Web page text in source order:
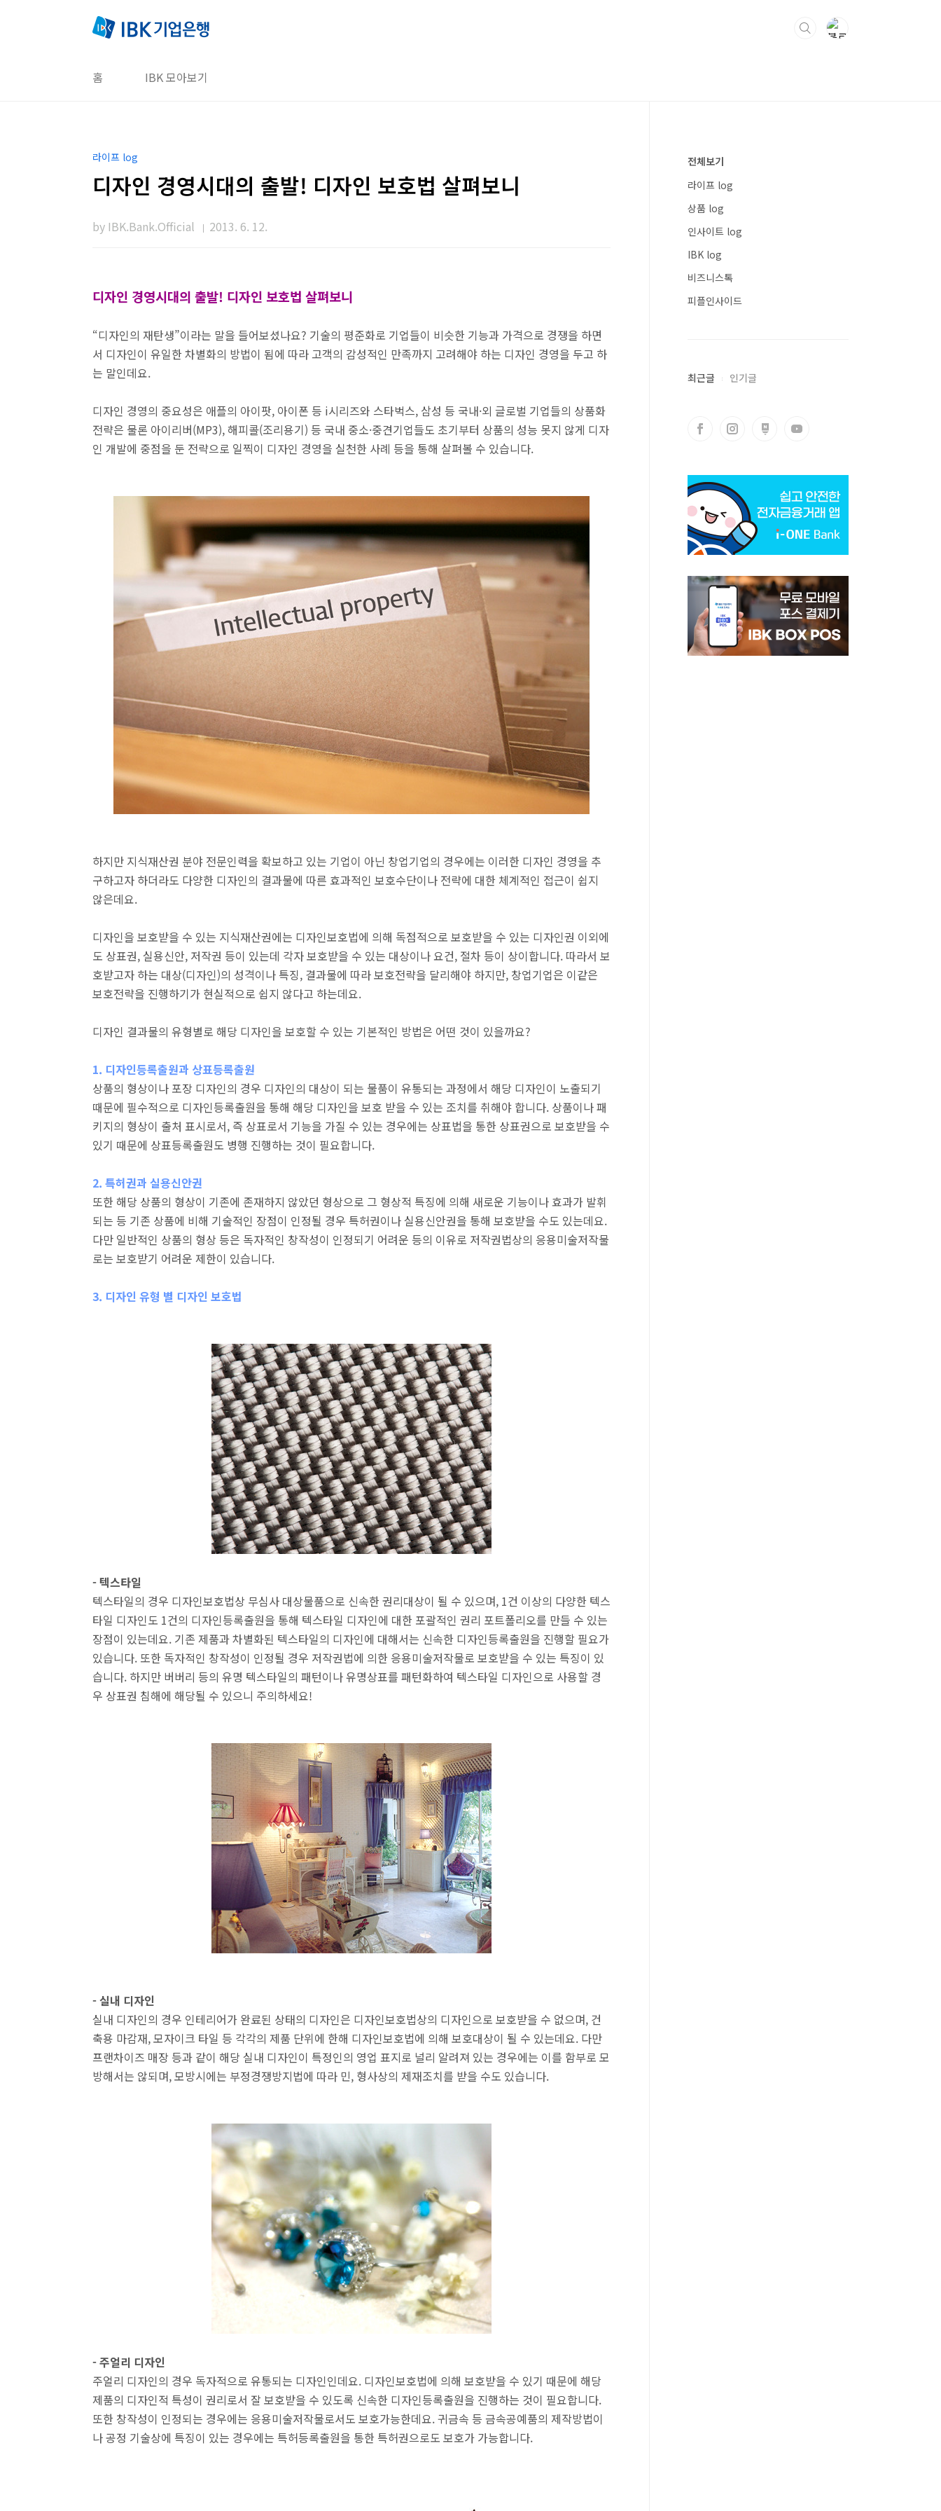
홈 IBK 모아보기
라이프 log
디자인 경영시대의 출발! 디자인 보호법 살펴보니
by IBK.Bank.Official 2013. 6. 12.
디자인 경영시대의 출발! 디자인 보호법 살펴보니
“디자인의 재탄생”이라는 말을 들어보셨나요? 기술의 평준화로 기업들이 비슷한 기능과 가격으로 경쟁을 하면
서 디자인이 유일한 차별화의 방법이 됨에 따라 고객의 감성적인 만족까지 고려해야 하는 디자인 경영을 두고 하
는 말인데요.
디자인 경영의 중요성은 애플의 아이팟, 아이폰 등 i시리즈와 스타벅스, 삼성 등 국내·외 글로벌 기업들의 상품화
전략은 물론 아이리버(MP3), 해피콜(조리용기) 등 국내 중소·중견기업들도 초기부터 상품의 성능 못지 않게 디자
인 개발에 중점을 둔 전략으로 일찍이 디자인 경영을 실천한 사례 등을 통해 살펴볼 수 있습니다.
하지만 지식재산권 분야 전문인력을 확보하고 있는 기업이 아닌 창업기업의 경우에는 이러한 디자인 경영을 추
구하고자 하더라도 다양한 디자인의 결과물에 따른 효과적인 보호수단이나 전략에 대한 체계적인 접근이 쉽지
않은데요.
디자인을 보호받을 수 있는 지식재산권에는 디자인보호법에 의해 독점적으로 보호받을 수 있는 디자인권 이외에
도 상표권, 실용신안, 저작권 등이 있는데 각자 보호받을 수 있는 대상이나 요건, 절차 등이 상이합니다. 따라서 보
호받고자 하는 대상(디자인)의 성격이나 특징, 결과물에 따라 보호전략을 달리해야 하지만, 창업기업은 이같은
보호전략을 진행하기가 현실적으로 쉽지 않다고 하는데요.
디자인 결과물의 유형별로 해당 디자인을 보호할 수 있는 기본적인 방법은 어떤 것이 있을까요?
1. 디자인등록출원과 상표등록출원
상품의 형상이나 포장 디자인의 경우 디자인의 대상이 되는 물품이 유통되는 과정에서 해당 디자인이 노출되기
때문에 필수적으로 디자인등록출원을 통해 해당 디자인을 보호 받을 수 있는 조치를 취해야 합니다. 상품이나 패
키지의 형상이 출처 표시로서, 즉 상표로서 기능을 가질 수 있는 경우에는 상표법을 통한 상표권으로 보호받을 수
있기 때문에 상표등록출원도 병행 진행하는 것이 필요합니다.
2. 특허권과 실용신안권
또한 해당 상품의 형상이 기존에 존재하지 않았던 형상으로 그 형상적 특징에 의해 새로운 기능이나 효과가 발휘
되는 등 기존 상품에 비해 기술적인 장점이 인정될 경우 특허권이나 실용신안권을 통해 보호받을 수도 있는데요.
다만 일반적인 상품의 형상 등은 독자적인 창작성이 인정되기 어려운 등의 이유로 저작권법상의 응용미술저작물
로는 보호받기 어려운 제한이 있습니다.
3. 디자인 유형 별 디자인 보호법
- 텍스타일
텍스타일의 경우 디자인보호법상 무심사 대상물품으로 신속한 권리대상이 될 수 있으며, 1건 이상의 다양한 텍스
타일 디자인도 1건의 디자인등록출원을 통해 텍스타일 디자인에 대한 포괄적인 권리 포트폴리오를 만들 수 있는
장점이 있는데요. 기존 제품과 차별화된 텍스타일의 디자인에 대해서는 신속한 디자인등록출원을 진행할 필요가
있습니다. 또한 독자적인 창작성이 인정될 경우 저작권법에 의한 응용미술저작물로 보호받을 수 있는 특징이 있
습니다. 하지만 버버리 등의 유명 텍스타일의 패턴이나 유명상표를 패턴화하여 텍스타일 디자인으로 사용할 경
우 상표권 침해에 해당될 수 있으니 주의하세요!
- 실내 디자인
실내 디자인의 경우 인테리어가 완료된 상태의 디자인은 디자인보호법상의 디자인으로 보호받을 수 없으며, 건
축용 마감재, 모자이크 타일 등 각각의 제품 단위에 한해 디자인보호법에 의해 보호대상이 될 수 있는데요. 다만
프랜차이즈 매장 등과 같이 해당 실내 디자인이 특정인의 영업 표지로 널리 알려져 있는 경우에는 이를 함부로 모
방해서는 않되며, 모방시에는 부정경쟁방지법에 따라 민, 형사상의 제재조치를 받을 수도 있습니다.
- 주얼리 디자인
주얼리 디자인의 경우 독자적으로 유통되는 디자인인데요. 디자인보호법에 의해 보호받을 수 있기 때문에 해당
제품의 디자인적 특성이 권리로서 잘 보호받을 수 있도록 신속한 디자인등록출원을 진행하는 것이 필요합니다.
또한 창작성이 인정되는 경우에는 응용미술저작물로서도 보호가능한데요. 귀금속 등 금속공예품의 제작방법이
나 공정 기술상에 특징이 있는 경우에는 특허등록출원을 통한 특허권으로도 보호가 가능합니다.
전체보기
라이프 log
상품 log
인사이트 log
IBK log
비즈니스톡
피플인사이드
최근글 인기글